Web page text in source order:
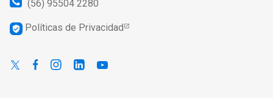
(56) 95504 2280
verified_user Políticas de Privacidad